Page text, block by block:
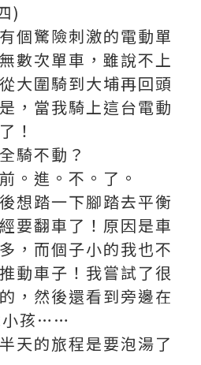
)
個驚險刺激的電動單
數次單車，雖說不上
大圍騎到大埔再回頭
，當我騎上這台電動
！
騎不動？
。進。不。了。
想踏一下腳踏去平衡
要翻車了！原因是車
，而個子小的我也不
動車子！我嘗試了很
，然後還看到旁邊在
小孩……
天的旅程是要泡湯了